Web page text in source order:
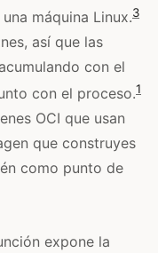
máquina Linux.3
así que las
con el
con el proceso.1
OCI que usan
que construyes
como punto de
expone la